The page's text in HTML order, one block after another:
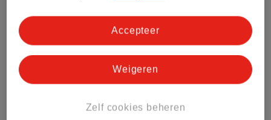
Bestel & Bezorginformatie
Bekijk ook
Alle Nachtlampjes en projectoren
Zelf cookies beheren
Weigeren
Accepteer